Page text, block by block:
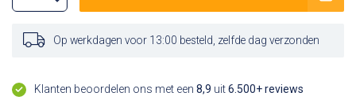
Op werkdagen voor 13:00 besteld, zelfde dag verzonden
Klanten beoordelen ons met een 8,9 uit6.500+ reviews